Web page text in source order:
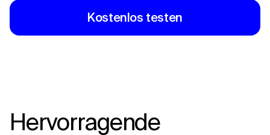
Kostenlos testen
Hervorragende